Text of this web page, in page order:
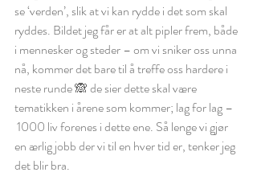
se ‘verden’, slik at vi kan rydde i det som skal
ryddes. Bildet jeg får er at alt pipler frem, både
i mennesker og steder – om vi sniker oss unna
nå, kommer det bare til å treffe oss hardere i
neste runde 🙈 de sier dette skal være
tematikken i årene som kommer; lag for lag –
1000 liv forenes i dette ene. Så lenge vi gjør
en ærlig jobb der vi til en hver tid er, tenker jeg
det blir bra.